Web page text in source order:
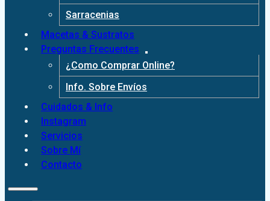
Sarracenias
Macetas & Sustratos
Preguntas Frecuentes
¿Como Comprar Online?
Info. Sobre Envíos
Cuidados & Info
Instagram
Servicios
Sobre Mí
Contacto